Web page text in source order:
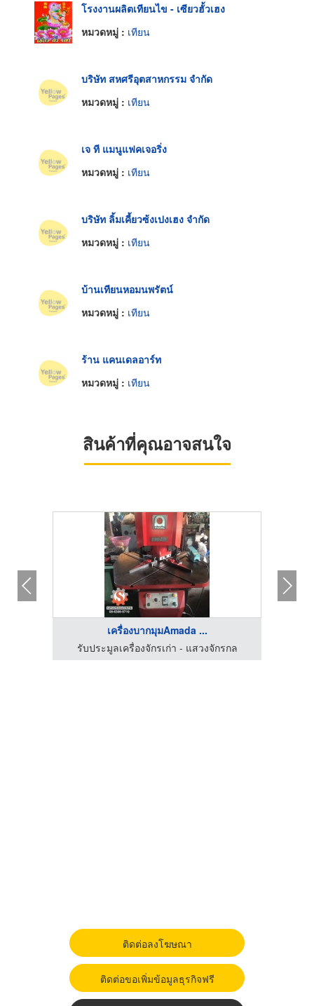
โรงงานผลิตเทียนไข - เซียวฮั้วเฮง
หมวดหมู่ : เทียน
บริษัท สหศรีอุตสาหกรรม จำกัด
หมวดหมู่ : เทียน
เจ ที แมนูแฟคเจอริ่ง
หมวดหมู่ : เทียน
บริษัท ลิ้มเคี้ยวซ้งเปงเฮง จำกัด
หมวดหมู่ : เทียน
บ้านเทียนหอมนพรัตน์
หมวดหมู่ : เทียน
ร้าน แคนเดลอาร์ท
หมวดหมู่ : เทียน
สินค้าที่คุณอาจสนใจ
เครื่องบากมุมAmada ...
รับประมูลเครื่องจักรเก่า - แสวงจักรกล
ติดต่อลงโฆษณา
ติดต่อขอเพิ่มข้อมูลธุรกิจฟรี